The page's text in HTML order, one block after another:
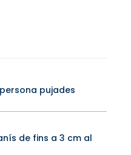
pujades
de fins a 3 cm al